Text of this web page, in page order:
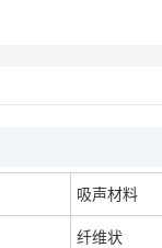
吸声材料
纤维状